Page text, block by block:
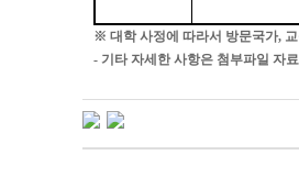
※ 대학 사정에 따라서 방문국가,
- 기타 자세한 사항은 첨부파일 자